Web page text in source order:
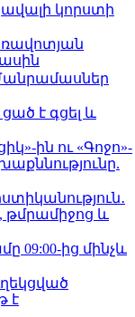
կորստի
է գցել և
ին ու «Գոջո»-
թմրամիջոց և
09:00-ից մինչև
է